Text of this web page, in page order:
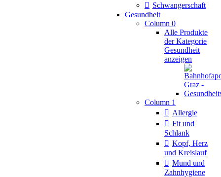
Schwangerschaft
Gesundheit
Column 0
Alle Produkte
der Kategorie
Gesundheit
anzeigen
Column 1
Allergie
Fit und
Schlank
Kopf, Herz
und Kreislauf
Mund und
Zahnhygiene